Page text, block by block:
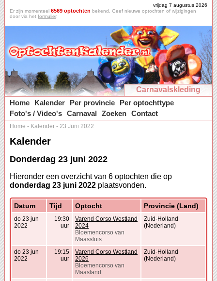
vrijdag 7 augustus 2026
Er zijn momenteel 6569 optochten bekend. Geef nieuwe optochten of wijzigingen
door via het formulier.
Carnavalskleding
Home
Kalender Per provincie
Per optochttype
Foto's / Video's Carnaval Zoeken Contact
Home - Kalender - 23 Juni 2022
Kalender
Donderdag 23 juni 2022
Hieronder een overzicht van 6 optochten die op
donderdag 23 juni 2022 plaatsvonden.
Datum Tijd Optocht Provincie (Land)
do 23 jun
2022
19:30
uur
Varend Corso Westland
2024
Bloemencorso van
Maassluis
Zuid-Holland
(Nederland)
do 23 jun
2022
19:15
uur
Varend Corso Westland
2026
Bloemencorso van
Maasland
Zuid-Holland
(Nederland)